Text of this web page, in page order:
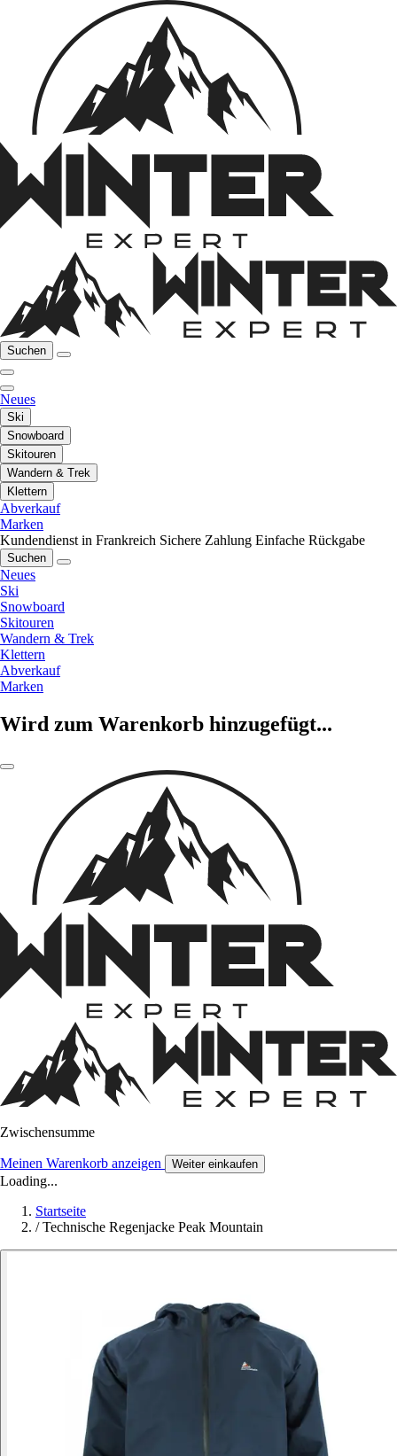
Suchen
Neues
Ski
Snowboard
Skitouren
Wandern & Trek
Klettern
Abverkauf
Marken
Kundendienst in Frankreich Sichere Zahlung Einfache Rückgabe
Suchen
Neues
Ski
Snowboard
Skitouren
Wandern & Trek
Klettern
Abverkauf
Marken
Wird zum Warenkorb hinzugefügt...
Zwischensumme
Meinen Warenkorb anzeigen Weiter einkaufen
Loading...
Startseite
/ Technische Regenjacke Peak Mountain